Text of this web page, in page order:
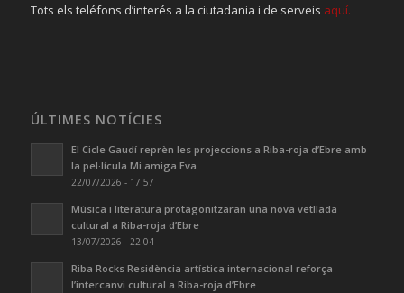
Tots els teléfons d’interés a la ciutadania i de serveis aquí.
ÚLTIMES NOTÍCIES
El Cicle Gaudí reprèn les projeccions a Riba-roja d’Ebre amb
la pel·lícula Mi amiga Eva
22/07/2026 - 17:57
Música i literatura protagonitzaran una nova vetllada
cultural a Riba-roja d’Ebre
13/07/2026 - 22:04
Riba Rocks Residència artística internacional reforça
l’intercanvi cultural a Riba-roja d’Ebre